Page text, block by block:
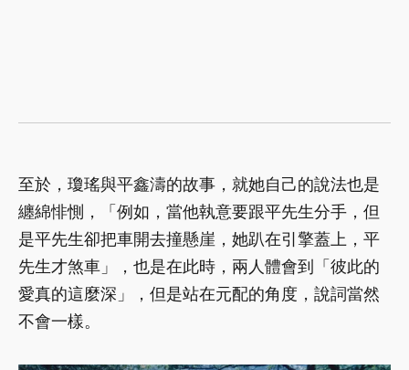
至於，瓊瑤與平鑫濤的故事，就她自己的說法也是
纏綿悱惻，「例如，當他執意要跟平先生分手，但
是平先生卻把車開去撞懸崖，她趴在引擎蓋上，平
先生才煞車」，也是在此時，兩人體會到「彼此的
愛真的這麼深」，但是站在元配的角度，說詞當然
不會一樣。